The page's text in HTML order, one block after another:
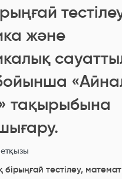
және
тақырыбына
бірыңғай тестілеу,